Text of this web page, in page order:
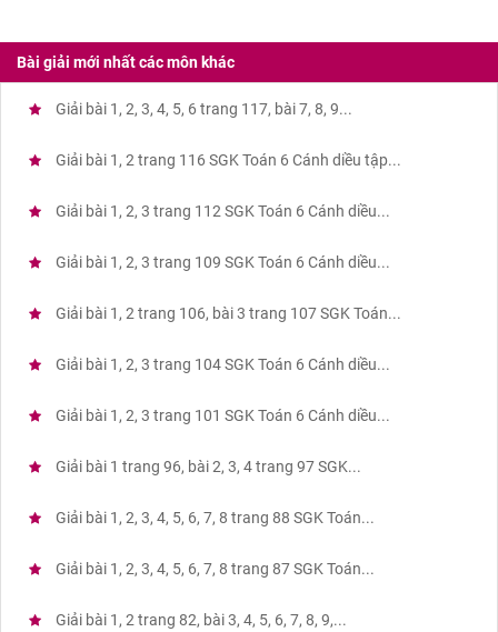
Bài giải mới nhất các môn khác
Giải bài 1, 2, 3, 4, 5, 6 trang 117, bài 7, 8, 9...
Giải bài 1, 2 trang 116 SGK Toán 6 Cánh diều tập...
Giải bài 1, 2, 3 trang 112 SGK Toán 6 Cánh diều...
Giải bài 1, 2, 3 trang 109 SGK Toán 6 Cánh diều...
Giải bài 1, 2 trang 106, bài 3 trang 107 SGK Toán...
Giải bài 1, 2, 3 trang 104 SGK Toán 6 Cánh diều...
Giải bài 1, 2, 3 trang 101 SGK Toán 6 Cánh diều...
Giải bài 1 trang 96, bài 2, 3, 4 trang 97 SGK...
Giải bài 1, 2, 3, 4, 5, 6, 7, 8 trang 88 SGK Toán...
Giải bài 1, 2, 3, 4, 5, 6, 7, 8 trang 87 SGK Toán...
Giải bài 1, 2 trang 82, bài 3, 4, 5, 6, 7, 8, 9,...